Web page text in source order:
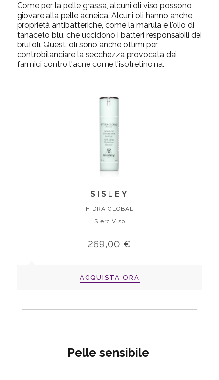
Come per la pelle grassa, alcuni oli viso possono
giovare alla pelle acneica. Alcuni oli hanno anche
proprietà antibatteriche, come la marula e l'olio di
tanaceto blu, che uccidono i batteri responsabili dei
brufoli. Questi oli sono anche ottimi per
controbilanciare la secchezza provocata dai
farmici contro l'acne come l'isotretinoina.
SISLEY
HIDRA GLOBAL
Siero Viso
269,00 €
ACQUISTA ORA
Pelle sensibile